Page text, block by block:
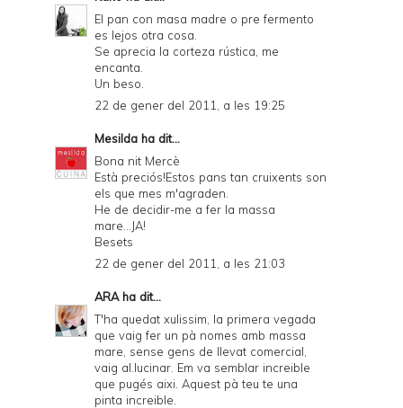
El pan con masa madre o pre fermento
es lejos otra cosa.
Se aprecia la corteza rústica, me
encanta.
Un beso.
22 de gener del 2011, a les 19:25
Mesilda ha dit...
Bona nit Mercè
Està preciós!Estos pans tan cruixents son
els que mes m'agraden.
He de decidir-me a fer la massa
mare...JA!
Besets
22 de gener del 2011, a les 21:03
ARAha dit...
T'ha quedat xulissim, la primera vegada
que vaig fer un pà nomes amb massa
mare, sense gens de llevat comercial,
vaig al.lucinar. Em va semblar increible
que pugés aixi. Aquest pà teu te una
pinta increible.